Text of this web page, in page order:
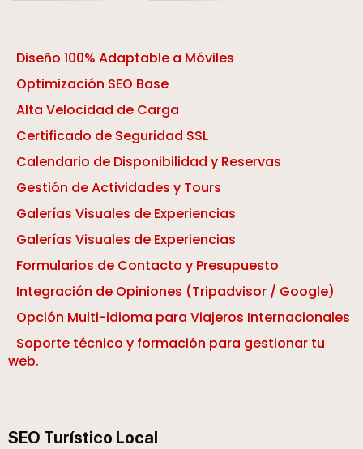
Diseño 100% Adaptable a Móviles
Optimización SEO Base
Alta Velocidad de Carga
Certificado de Seguridad SSL
Calendario de Disponibilidad y Reservas
Gestión de Actividades y Tours
Galerías Visuales de Experiencias
Galerías Visuales de Experiencias
Formularios de Contacto y Presupuesto
Integración de Opiniones (Tripadvisor / Google)
Opción Multi-idioma para Viajeros Internacionales
Soporte técnico y formación para gestionar tu
web.
SEO Turístico Local